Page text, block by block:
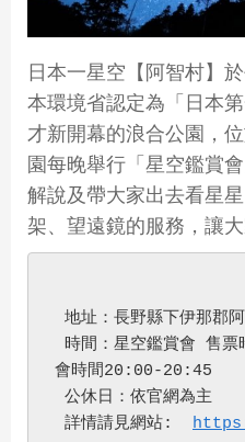
日本一星空【阿智村】
本環境省認定為「日本
才新開幕的浪合公園，
園每晚舉行「星空鑑賞
解說及帶大家出去看星
架、望遠鏡的服務，讓大
地址：長野縣下伊那郡
會時間20:00-20:45
公休日：依官網為主
詳情請見網站: